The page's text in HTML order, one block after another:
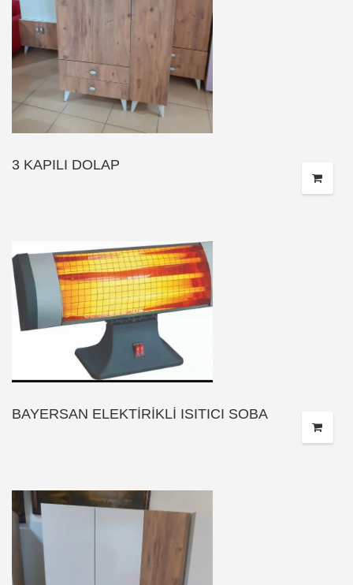
3 KAPILI DOLAP
BAYERSAN ELEKTİRİKLİ ISITICI SOBA